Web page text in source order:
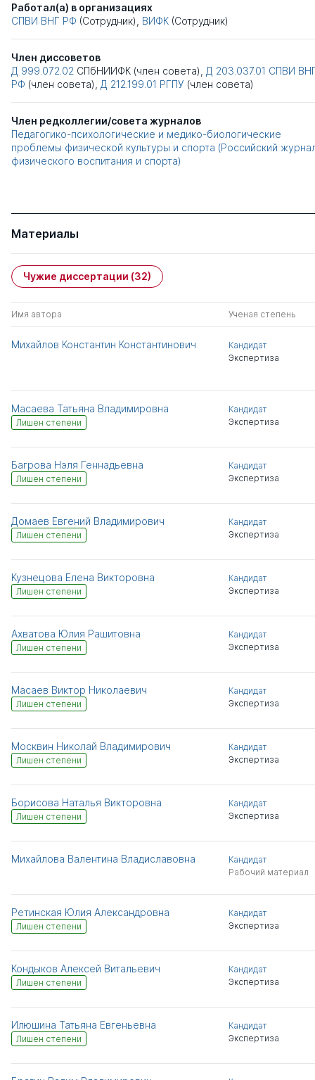
Работал(а) в организациях
СПВИ ВНГ РФ (Сотрудник), ВИФК (Сотрудник)
Член диссоветов
Д 999.072.02 СПбНИИФК (член совета), Д 203.037.01 СПВИ
РФ (член совета), Д 212.199.01 РГПУ (член совета)
Член редколлегии/совета журналов
Педагогико-психологические и медико-биологические
проблемы физической культуры и спорта (Российский
физического воспитания и спорта)
Материалы
Чужие диссертации (32)
Имя автора Ученая степень
Михайлов Константин Константинович
Кандидат
Экспертиза
Масаева Татьяна Владимировна
Лишен степени
Кандидат
Экспертиза
Багрова Нэля Геннадьевна
Лишен степени
Кандидат
Экспертиза
Домаев Евгений Владимирович
Лишен степени
Кандидат
Экспертиза
Кузнецова Елена Викторовна
Лишен степени
Кандидат
Экспертиза
Ахватова Юлия Рашитовна
Лишен степени
Кандидат
Экспертиза
Масаев Виктор Николаевич
Лишен степени
Кандидат
Экспертиза
Москвин Николай Владимирович
Лишен степени
Кандидат
Экспертиза
Борисова Наталья Викторовна
Лишен степени
Кандидат
Экспертиза
Михайлова Валентина Владиславовна
Кандидат
Рабочий материал
Ретинская Юлия Александровна
Лишен степени
Кандидат
Экспертиза
Кондыков Алексей Витальевич
Лишен степени
Кандидат
Экспертиза
Илюшина Татьяна Евгеньевна
Лишен степени
Кандидат
Экспертиза